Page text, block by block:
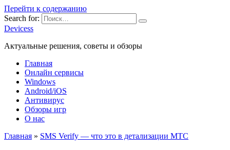
Перейти к содержанию
Search for:
Devicess
Актуальные решения, советы и обзоры
Главная
Онлайн сервисы
Windows
Android/iOS
Антивирус
Обзоры игр
О нас
Главная » SMS Verify — что это в детализации МТС